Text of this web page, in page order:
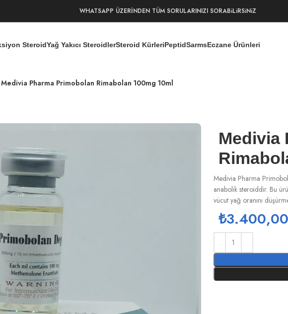
WHATSAPP ÜZERİNDEN TÜM SORULARINIZI SORABiLiRSiNiZ
SteroidYağ Yakıcı SteroidlerSteroid KürleriPeptidSarmsEczane Ürünleri
Medivia Pharma Primobolan Rimabolan 100mg 10ml
Medivia
Medivia Pharma
anabolik steroiddir. Bu
vücut yağ oranını
₺3.400,00